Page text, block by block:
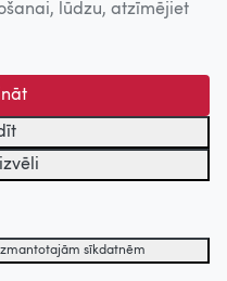
lūdzu, atzīmējiet
sīkdatnēm